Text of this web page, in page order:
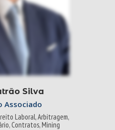
Silva
Associado
Laboral, Arbitragem,
Contratos, Mining